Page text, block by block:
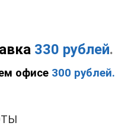
330 рублей.
офисе 300 рублей.